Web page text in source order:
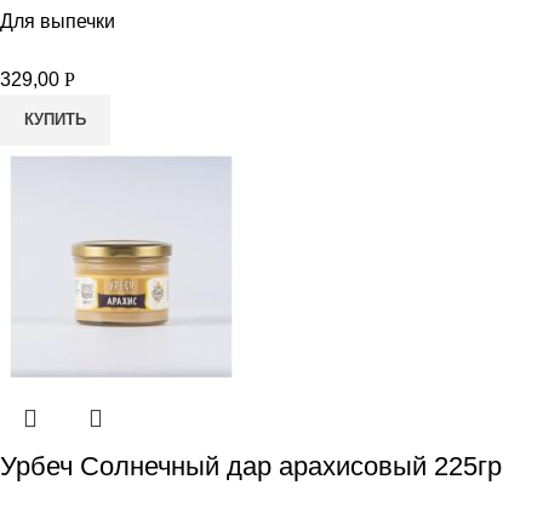
Для выпечки
329,00 Р
КУПИТЬ
Урбеч Солнечный дар арахисовый 225гр